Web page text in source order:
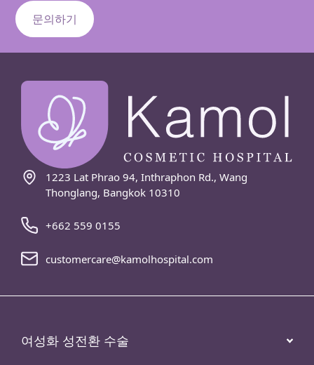
문의하기
1223 Lat Phrao 94, Inthraphon Rd., Wang
Thonglang, Bangkok 10310
+662 559 0155
customercare@kamolhospital.com
여성화 성전환 수술